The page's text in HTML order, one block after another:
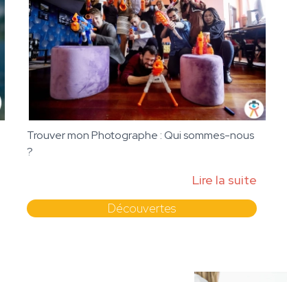
Trouver mon Photographe : Qui sommes-nous
?
Lire la suite
Découvertes